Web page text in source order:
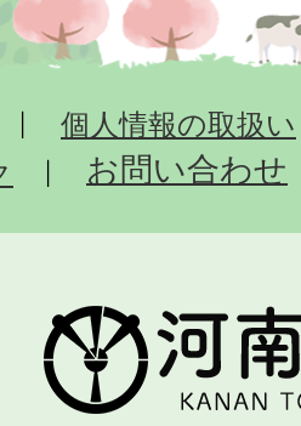
個人情報の取扱い
お問い合わせ